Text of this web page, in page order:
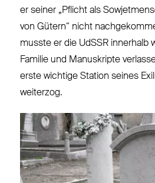
er seiner „Pflicht als
von Gütern“ nicht
musste er die UdSSR innerhalb
Familie und Manuskripte
erste wichtige Station seines
weiterzog.